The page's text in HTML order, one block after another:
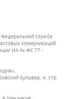
Федеральной службе
коммуникаций
ИА № ФС 77 -
бульвар, 4, стр.